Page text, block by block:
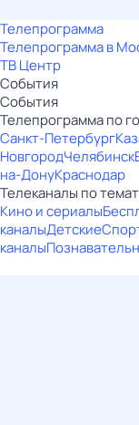
Телепрограмма
Телепрограмма в
ТВ Центр
События
События
Телепрограмма по
Санкт-Петербург
НовгородЧелябинск
на-ДонуКраснодар
Телеканалы по
Кино и сериалы
каналыДетские
каналы